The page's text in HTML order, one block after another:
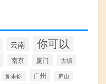
云南 你可以
南京 厦门 古镇
如果你 广州 庐山